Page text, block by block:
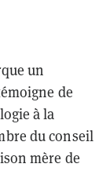
un
de
à la
du conseil
mère de